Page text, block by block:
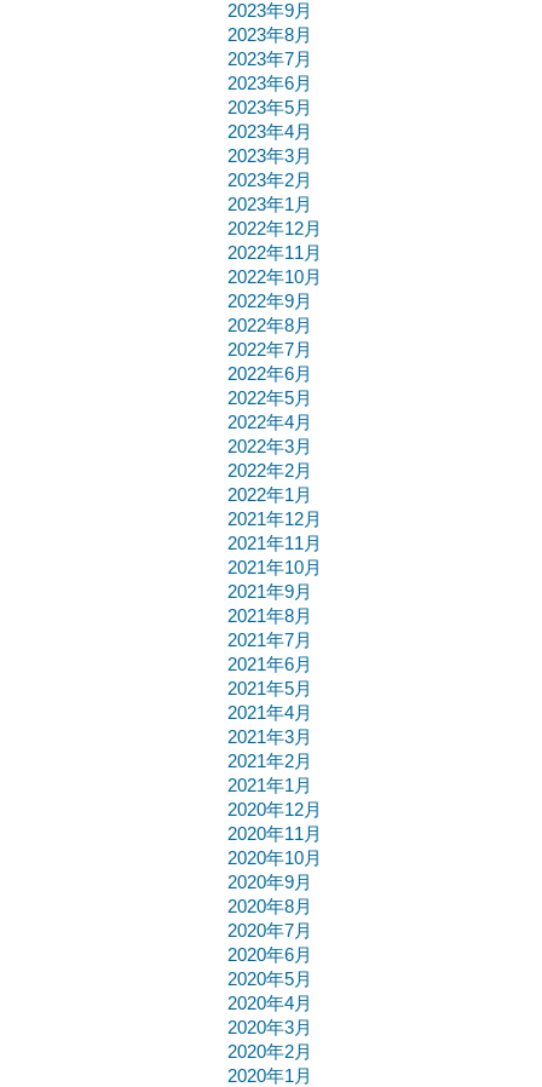
2023年9月
2023年8月
2023年7月
2023年6月
2023年5月
2023年4月
2023年3月
2023年2月
2023年1月
2022年12月
2022年11月
2022年10月
2022年9月
2022年8月
2022年7月
2022年6月
2022年5月
2022年4月
2022年3月
2022年2月
2022年1月
2021年12月
2021年11月
2021年10月
2021年9月
2021年8月
2021年7月
2021年6月
2021年5月
2021年4月
2021年3月
2021年2月
2021年1月
2020年12月
2020年11月
2020年10月
2020年9月
2020年8月
2020年7月
2020年6月
2020年5月
2020年4月
2020年3月
2020年2月
2020年1月